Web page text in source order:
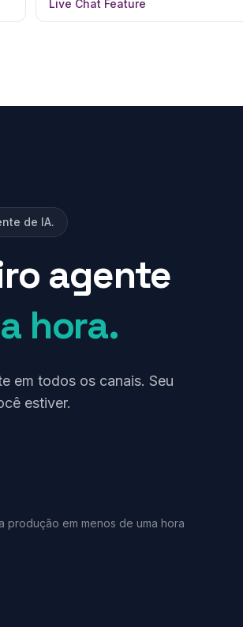
Live Chat Feature
de IA.
agente
hora.
em todos os canais. Seu
estiver.
produção em menos de uma hora